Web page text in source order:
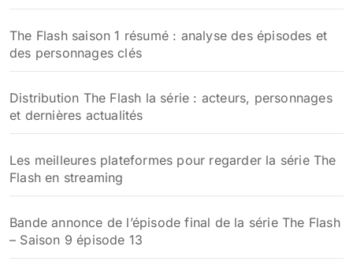
The Flash saison 1 résumé : analyse des épisodes et
des personnages clés
Distribution The Flash la série : acteurs, personnages
et dernières actualités
Les meilleures plateformes pour regarder la série The
Flash en streaming
Bande annonce de l’épisode final de la série The Flash
– Saison 9 épisode 13